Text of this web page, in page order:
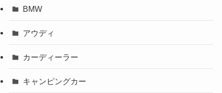
BMW
アウディ
カーディーラー
キャンピングカー